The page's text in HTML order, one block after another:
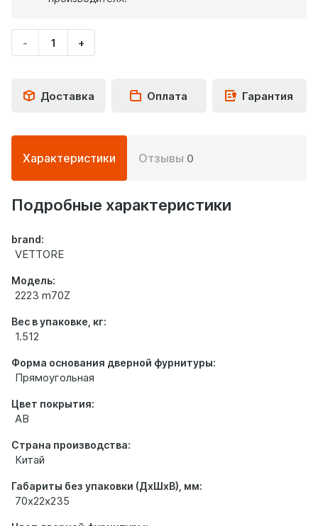
-
Укажите
количество
+
Доставка Оплата Гарантия
Подробная
информация
о
товаре
Характеристики Отзывы 0
Подробные характеристики
brand:
VETTORE
Модель:
2223 m70Z
Вес в упаковке, кг:
1.512
Форма основания дверной фурнитуры:
Прямоугольная
Цвет покрытия:
AB
Страна производства:
Китай
Габариты без упаковки (ДхШхВ), мм:
70х22х235